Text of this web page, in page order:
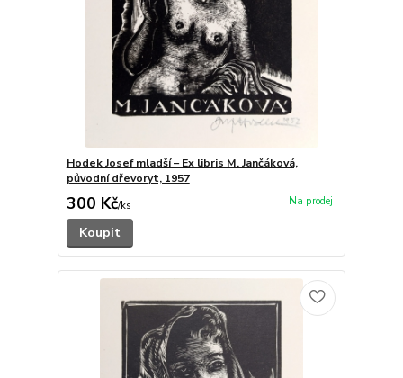
Hodek Josef mladší – Ex libris M. Jančáková,
původní dřevoryt, 1957
300 Kč/ks
Koupit